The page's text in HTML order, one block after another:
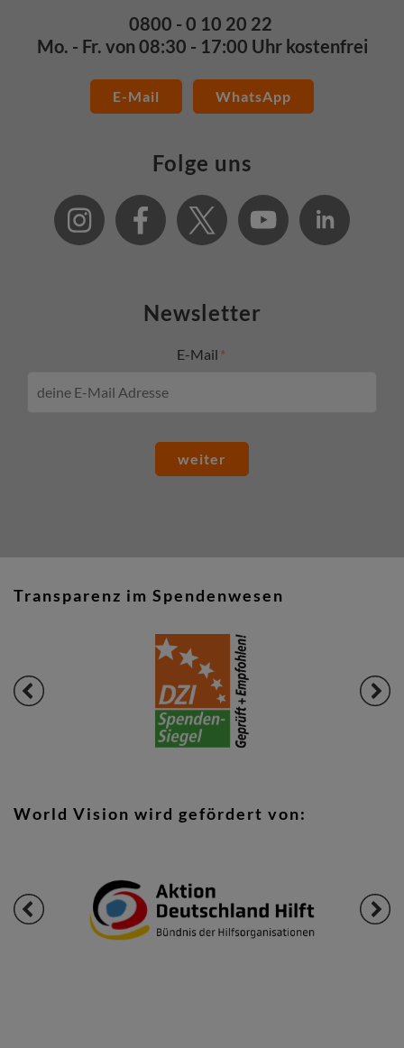
0800 - 0 10 20 22
Mo. - Fr. von 08:30 - 17:00 Uhr kostenfrei
E-Mail WhatsApp
Folge uns
Newsletter
E-Mail
weiter
Transparenz im Spendenwesen
World Vision wird gefördert von: